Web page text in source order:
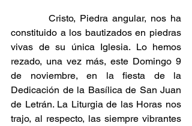
Cristo, Piedra angular, nos ha
constituido a los bautizados en piedras
vivas de su única Iglesia. Lo hemos
rezado, una vez más, este Domingo 9
de noviembre, en la fiesta de la
Dedicación de la Basílica de San Juan
de Letrán. La Liturgia de las Horas nos
trajo, al respecto, las siempre vibrantes